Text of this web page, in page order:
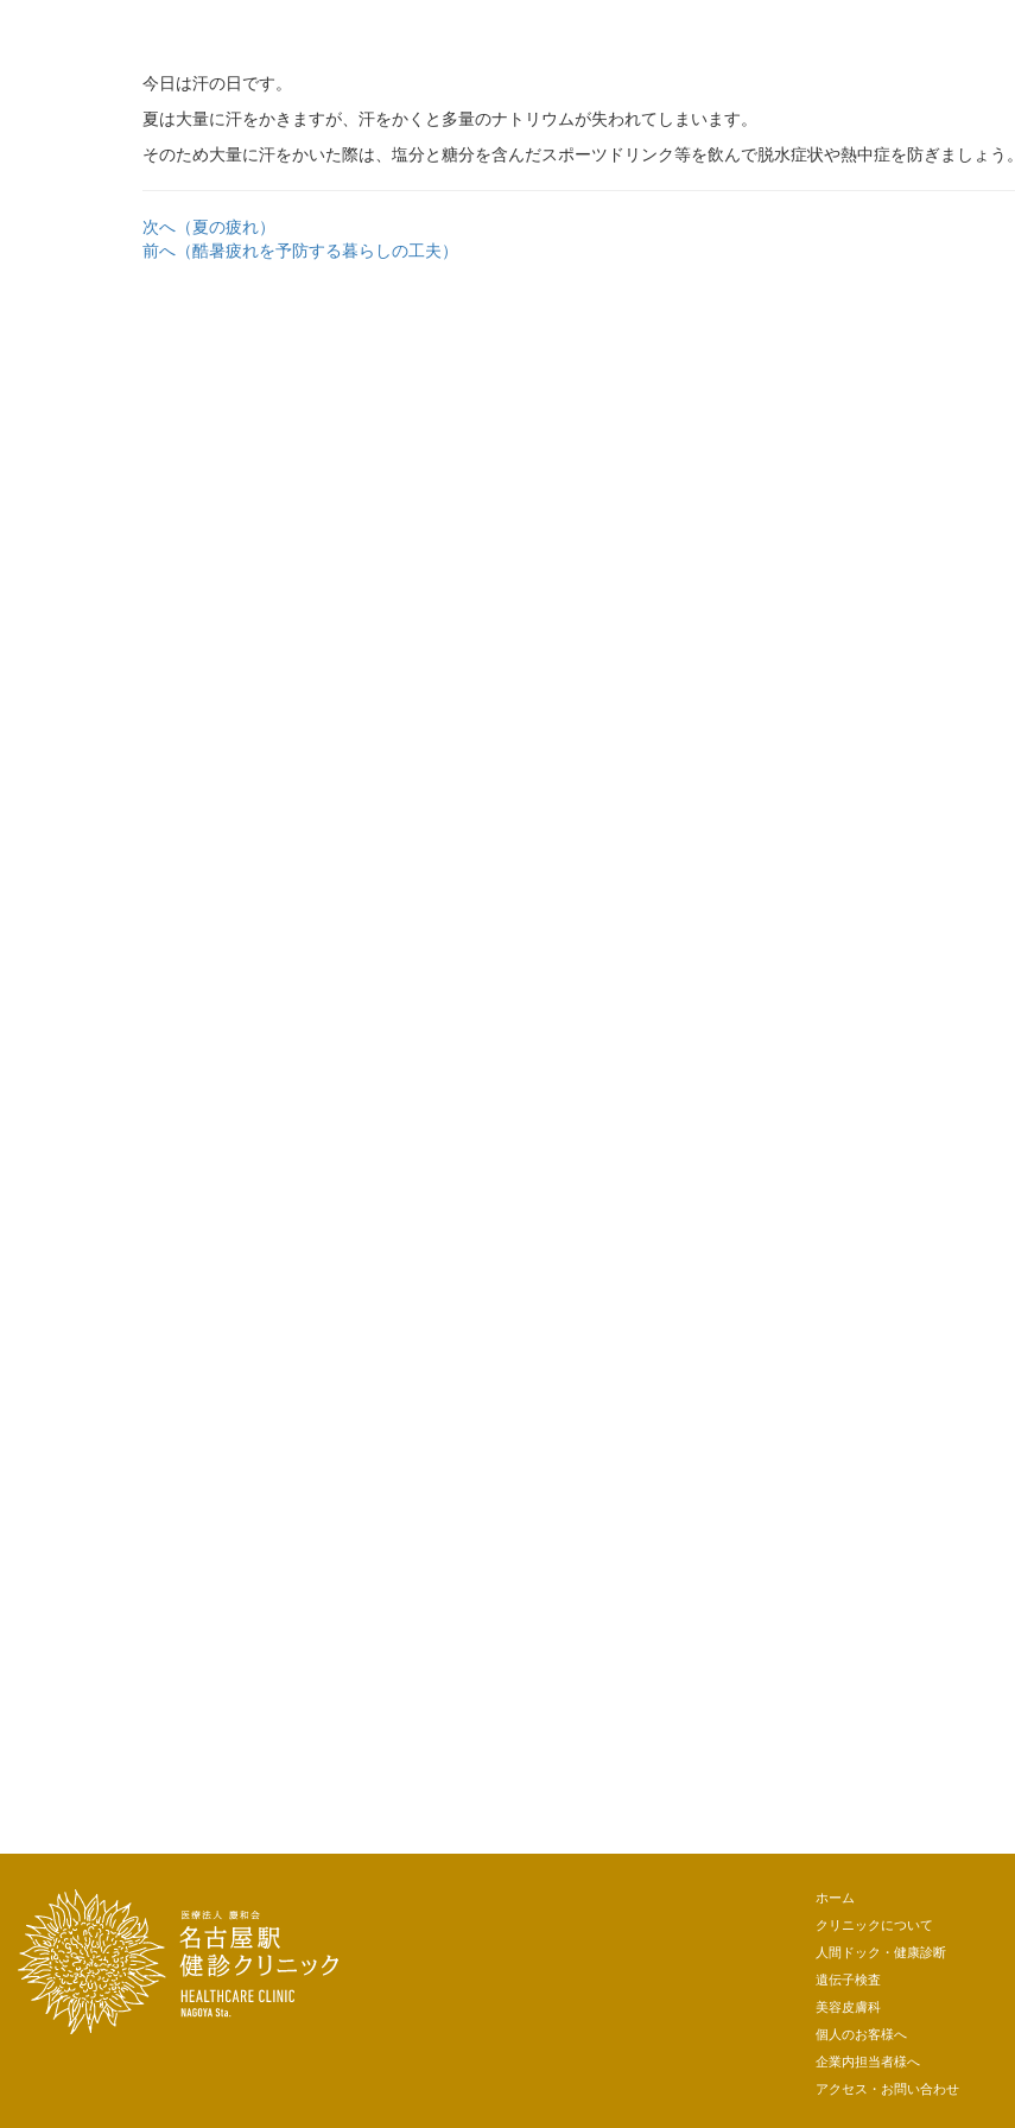
今日は汗の日です。
夏は大量に汗をかきますが、汗をかくと多量のナトリウムが失われてしまいます。
そのため大量に汗をかいた際は、塩分と糖分を含んだスポーツドリンク等を飲んで脱水症状や熱中症を防ぎましょう。
次へ（夏の疲れ）
前へ（酷暑疲れを予防する暮らしの工夫）
ホーム
クリニックについて
人間ドック・健康診断
遺伝子検査
美容皮膚科
個人のお客様へ
企業内担当者様へ
アクセス・お問い合わせ